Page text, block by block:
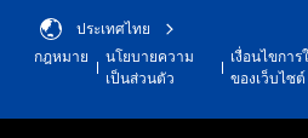
ประเทศไทย
กฎหมาย
นโยบายความ
เป็นส่วนตัว
เงื่อนไขการ
ของเว็บไซต์